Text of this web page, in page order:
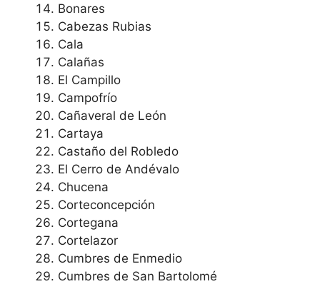
Bonares
Cabezas Rubias
Cala
Calañas
El Campillo
Campofrío
Cañaveral de León
Cartaya
Castaño del Robledo
El Cerro de Andévalo
Chucena
Corteconcepción
Cortegana
Cortelazor
Cumbres de Enmedio
Cumbres de San Bartolomé